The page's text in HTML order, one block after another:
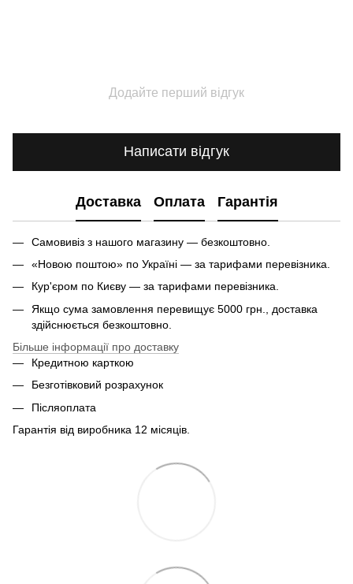
Додайте перший відгук
Написати відгук
Доставка Оплата Гарантія
Самовивіз з нашого магазину — безкоштовно.
«Новою поштою» по Україні — за тарифами перевізника.
Кур'єром по Києву — за тарифами перевізника.
Якщо сума замовлення перевищує 5000 грн., доставка
здійснюється безкоштовно.
Більше інформації про доставку
Кредитною карткою
Безготівковий розрахунок
Післяоплата
Гарантія від виробника 12 місяців.